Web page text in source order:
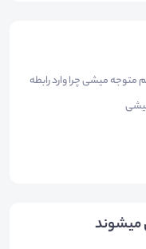
متوجه میشی چرا وارد رابطه
میشوند